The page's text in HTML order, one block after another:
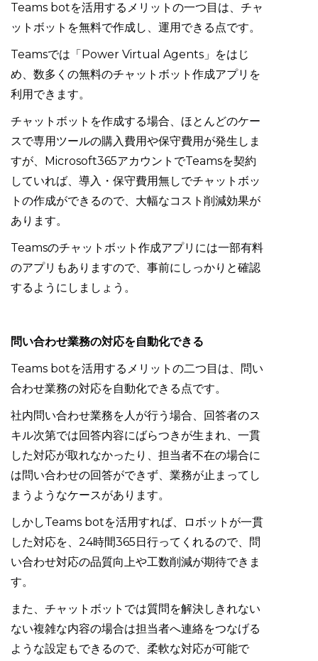
Teams botを活用するメリットの一つ目は、チャ
ットボットを無料で作成し、運用できる点です。
Teamsでは「Power Virtual Agents」をはじ
め、数多くの無料のチャットボット作成アプリを
利用できます。
チャットボットを作成する場合、ほとんどのケー
スで専用ツールの購入費用や保守費用が発生しま
すが、Microsoft365アカウントでTeamsを契約
していれば、導入・保守費用無しでチャットボッ
トの作成ができるので、大幅なコスト削減効果が
あります。
Teamsのチャットボット作成アプリには一部有料
のアプリもありますので、事前にしっかりと確認
するようにしましょう。
問い合わせ業務の対応を自動化できる
Teams botを活用するメリットの二つ目は、問い
合わせ業務の対応を自動化できる点です。
社内問い合わせ業務を人が行う場合、回答者のス
キル次第では回答内容にばらつきが生まれ、一貫
した対応が取れなかったり、担当者不在の場合に
は問い合わせの回答ができず、業務が止まってし
まうようなケースがあります。
しかしTeams botを活用すれば、ロボットが一貫
した対応を、24時間365日行ってくれるので、問
い合わせ対応の品質向上や工数削減が期待できま
す。
また、チャットボットでは質問を解決しきれない
ない複雑な内容の場合は担当者へ連絡をつなげる
ような設定もできるので、柔軟な対応が可能で